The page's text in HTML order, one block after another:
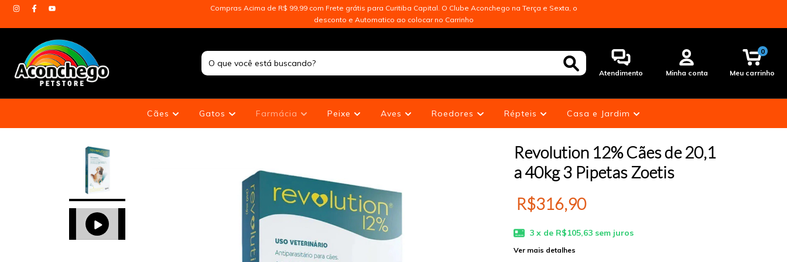
Compras Acima de R$ 99,99 com Frete grátis para Curitiba Capital. O Clube Aconchego na Terça e Sexta, o
desconto e Automatico ao colocar no Carrinho
Atendimento Minha conta Meu carrinho
0
Cães Gatos Farmácia Peixe Aves Roedores Répteis Casa e Jardim
Revolution 12% Cães de 20,1
a 40kg 3 Pipetas Zoetis
R$316,90
3 x de R$105,63 sem juros
Ver mais detalhes